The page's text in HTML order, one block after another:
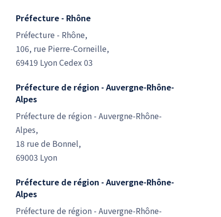
Préfecture - Rhône
Préfecture - Rhône,
106, rue Pierre-Corneille,
69419 Lyon Cedex 03
Préfecture de région - Auvergne-Rhône-
Alpes
Préfecture de région - Auvergne-Rhône-
Alpes,
18 rue de Bonnel,
69003 Lyon
Préfecture de région - Auvergne-Rhône-
Alpes
Préfecture de région - Auvergne-Rhône-